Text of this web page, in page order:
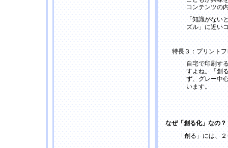
コンテンツの
「知識がない
ズル」に近い
特長３：プリント
自宅で印刷す
すよね。「創
ず、グレー中
います。
なぜ「創る化」なの？
「創る」には、